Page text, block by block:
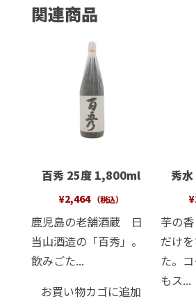
関連商品
百秀 25度 1,800ml
¥2,464 （税込）
鹿児島の老舗酒蔵 日
当山酒造の「百秀」。
飲みごた...
お買い物カゴに追加
秀
¥
芋の
だけ
た。
もス...